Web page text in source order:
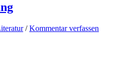
/Kommentar verfassen